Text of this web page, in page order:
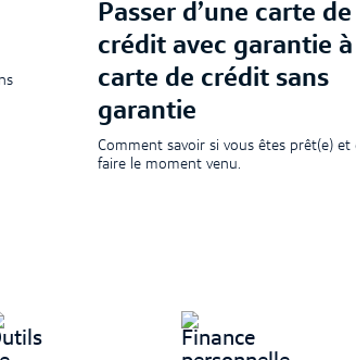
Passer d’une carte de
crédit avec garantie
carte de crédit sans
garantie
Comment savoir si vous êtes prêt(e) et
faire le moment venu.